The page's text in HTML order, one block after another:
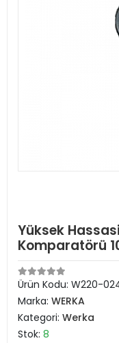
Yüksek
Komparatörü
Ürün Kodu: W220-
Marka: WERKA
Kategori: Werka
Stok: 8